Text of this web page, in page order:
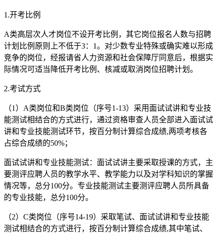
1.开考比例
A类高层次人才岗位不设开考比例，其它岗位报名人数与招聘
计划比例原则上不低于3：1。对少数专业特殊或确实难以形成
竞争的岗位，经报请省人力资源和社会保障厅同意后，根据实
际情况可适当降低开考比例、核减或取消岗位招聘计划。
2.考试方式
（1）A类岗位和B类岗位（序号1-13）采用面试试讲和专业技
能测试相结合的方式进行，通过资格审查人员全部进入面试试
讲和专业技能测试环节，按百分制计算综合成绩,两项考核各
占综合成绩的50%；
面试试讲和专业技能测试：面试试讲主要采取授课的方式，主
要测评应聘人员的教学水平、教学能力以及对学科知识的掌握
情况等，总分100分。专业技能测试主要测评应聘人员所具备
的专业技能，总分100分。
（2）C类岗位（序号14-19）采取笔试、面试试讲和专业技能
测试相结合的方式进行，按百分制计算综合成绩,其中笔试、